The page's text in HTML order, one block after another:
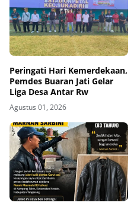
Peringati Hari Kemerdekaan,
Pemdes Buaran Jati Gelar
Liga Desa Antar Rw
Agustus 01, 2026